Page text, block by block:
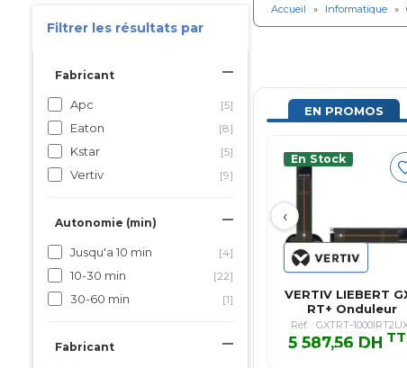
Filtrer les résultats par
Fabricant
Apc [5]
Eaton [8]
Kstar [5]
Vertiv [9]
Autonomie (min)
Jusqu'a 10 min [4]
10-30 min [22]
30-60 min [1]
Fabricant
Accueil » Informatique »
EN PROMOS
‹
En Stock
VERTIV LIEBERT
RT+ Onduleur
Monophasé RA…
Réf. : GXTRT-
5 587,56 DH
5 587,56 DH TTC